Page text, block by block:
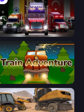
Big Euro Truck Driving
Train Adventure